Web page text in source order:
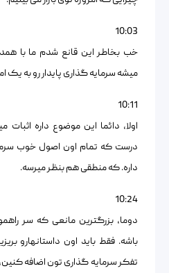
10:03
خب بخاطر این قانع شدم ما با
میشه سرمایه گذاری پایدار رو به
10:11
اولا، دائما این موضوع داره
درست که تمام اون اصول خوب
داره. که منطقی هم بنظر میرسه.
10:24
دوما، بزرگترین مانعی که سر
باشه. فقط باید اون داستانهارو
تفکر سرمایه گذاری تون اضافه